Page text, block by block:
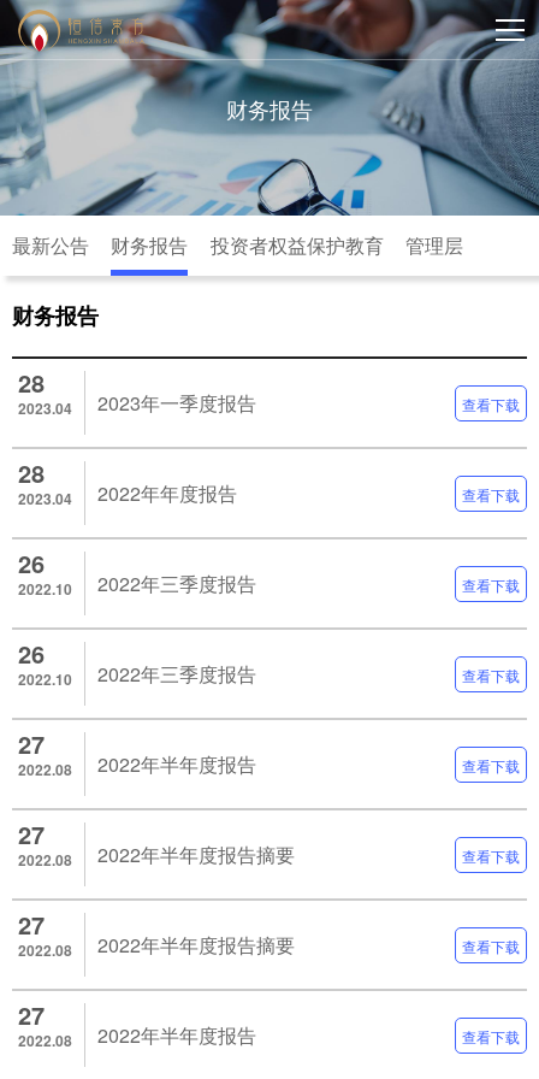
财务报告
最新公告 财务报告 投资者权益保护教育 管理层
财务报告
28
2023.04 2023年一季度报告 查看下载
28
2023.04 2022年年度报告 查看下载
26
2022.10 2022年三季度报告 查看下载
26
2022.10 2022年三季度报告 查看下载
27
2022.08 2022年半年度报告 查看下载
27
2022.08 2022年半年度报告摘要 查看下载
27
2022.08 2022年半年度报告摘要 查看下载
27
2022.08 2022年半年度报告 查看下载